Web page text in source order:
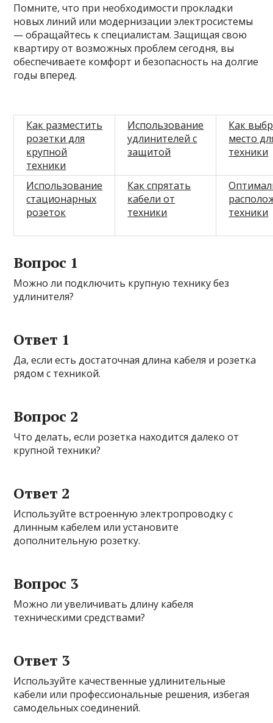
Помните, что при необходимости прокладки
новых линий или модернизации электросистемы
— обращайтесь к специалистам. Защищая свою
квартиру от возможных проблем сегодня, вы
обеспечиваете комфорт и безопасность на долгие
годы вперед.
Как разместить
розетки для
крупной
техники
Использование
удлинителей с
защитой
Как
место
техники
Использование
стационарных
розеток
Как спрятать
кабели от
техники
техники
Вопрос 1
Можно ли подключить крупную технику без
удлинителя?
Ответ 1
Да, если есть достаточная длина кабеля и розетка
рядом с техникой.
Вопрос 2
Что делать, если розетка находится далеко от
крупной техники?
Ответ 2
Используйте встроенную электропроводку с
длинным кабелем или установите
дополнительную розетку.
Вопрос 3
Можно ли увеличивать длину кабеля
техническими средствами?
Ответ 3
Используйте качественные удлинительные
кабели или профессиональные решения, избегая
самодельных соединений.